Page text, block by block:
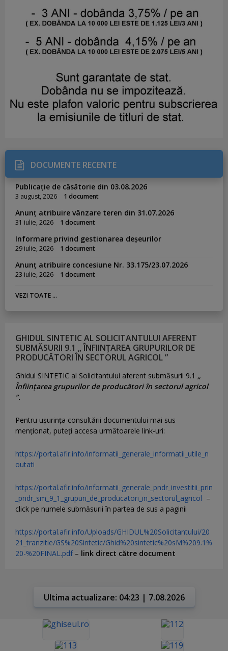
DOCUMENTE RECENTE
Publicație de căsătorie din 03.08.2026
3 august, 2026 1 document
Anunț atribuire vânzare teren din 31.07.2026
31 iulie, 2026 1 document
Informare privind gestionarea deșeurilor
29 iulie, 2026 1 document
Anunț atribuire concesiune Nr. 33.175/23.07.2026
23 iulie, 2026 1 document
VEZI TOATE ...
GHIDUL SINTETIC AL SOLICITANTULUI AFERENT
SUBMĂSURII 9.1 „ ÎNFIINȚAREA GRUPURILOR DE
PRODUCĂTORI ÎN SECTORUL AGRICOL ”
Ghidul SINTETIC al Solicitantului aferent submăsurii 9.1 „
Înființarea grupurilor de producători în sectorul agricol
”.
Pentru uşurinţa consultării documentului mai sus
menţionat, puteţi accesa următoarele link-uri:
https://portal.afir.info/informatii_generale_informatii_utile_n
outati
https://portal.afir.info/informatii_generale_pndr_investitii_prin
_pndr_sm_9_1_grupuri_de_producatori_in_sectorul_agricol –
click pe numele submăsurii în partea de sus a paginii
https://portal.afir.info/Uploads/GHIDUL%20Solicitantului/20
21_tranzitie/GS%20Sintetic/Ghid%20sintetic%20sM%209.1%
20-%20FINAL.pdf– link direct către document
Ultima actualizare: 04:23 | 7.08.2026